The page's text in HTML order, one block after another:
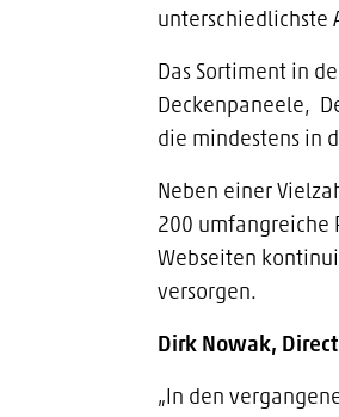
unterschiedlichste
Das Sortiment in
Deckenpaneele,
die mindestens in
Neben einer
200 umfangreiche
Webseiten
versorgen.
Dirk Nowak,
„In den